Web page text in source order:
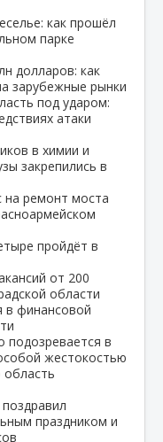
как прошёл
парке
долларов: как
зарубежные рынки
под ударом:
атаки
в химии и
закрепились в
на ремонт моста
пройдёт в
от 200
области
в финансовой
подозревается в
жестокостью
область
праздником и